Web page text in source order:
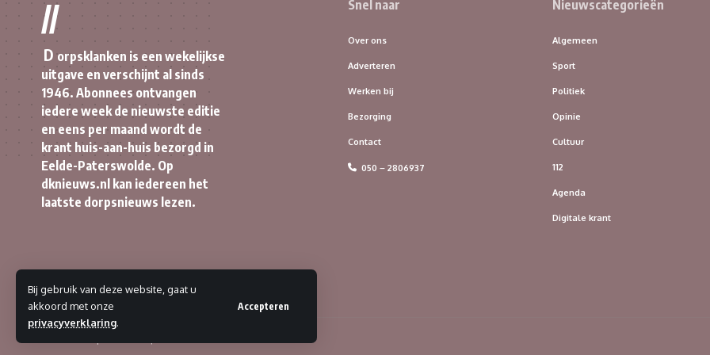
Bij gebruik van deze website, gaat u
akkoord met onze
privacyverklaring.
Accepteren
//
D orpsklanken is een wekelijkse
uitgave en verschijnt al sinds
1946. Abonnees ontvangen
iedere week de nieuwste editie
en eens per maand wordt de
krant huis-aan-huis bezorgd in
Eelde-Paterswolde. Op
dknieuws.nl kan iedereen het
laatste dorpsnieuws lezen.
Snel naar
Over ons
Adverteren
Werken bij
Bezorging
Contact
050 – 2806937
Nieuwscategorieën
Algemeen
Sport
Politiek
Opinie
Cultuur
112
Agenda
Digitale krant